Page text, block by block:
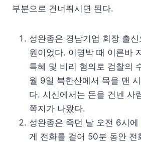
부분으로 건너뛰시면 된다.
성완종은 경남기업 회장 출
원이었다. 이명박 때 이른바
특혜 및 비리 혐의로 검찰의
월 9일 북한산에서 목을 맨
다. 시신에서는 돈을 건넨 사
쪽지가 나왔다.
성완종은 죽던 날 오전 6시
게 전화를 걸어 50분 동안 전